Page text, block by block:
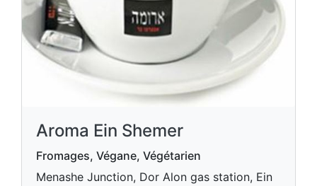
Aroma Ein Shemer
Fromages, Végane, Végétarien
Menashe Junction, Dor Alon gas station, Ein